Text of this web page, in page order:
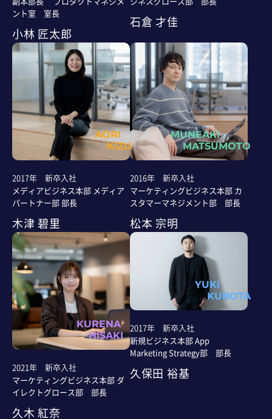
ント室 室長
小林 匠太郎
石倉 才佳
AORI
KIZU
2017年 新卒入社
メディアビジネス本部 メディア
パートナー部 部長
木津 碧里
MUNEAKI
MATSUMOTO
2016年 新卒入社
マーケティングビジネス本部 カ
スタマーマネジメント部 部長
松本 宗明
KURENA
HISAKI
2021年 新卒入社
マーケティングビジネス本部 ダ
イレクトグロース部 部長
久木 紅奈
YUKI
KUBOTA
2017年 新卒入社
新規ビジネス本部 App
Marketing Strategy部 部長
久保田 裕基